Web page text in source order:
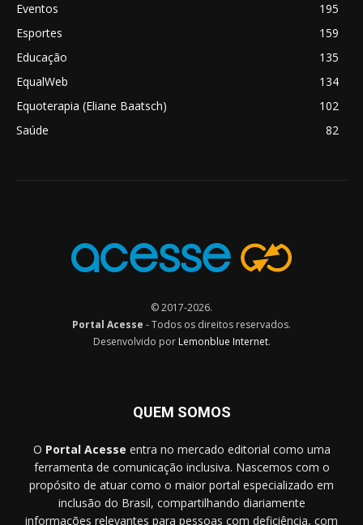
Eventos
195
Esportes
159
Educação
135
EqualWeb
134
Equoterapia (Eliane Baatsch)
102
Saúde
82
© 2017-2026.
Portal Acesse - Todos os direitos reservados.
Desenvolvido por Lemonblue Internet.
QUEM SOMOS
O Portal Acesse entra no mercado editorial como uma
ferramenta de comunicação inclusiva. Nascemos com o
propósito de atuar como o maior portal especializado em
inclusão do Brasil, compartilhando diariamente
informações relevantes para pessoas com deficiência, com